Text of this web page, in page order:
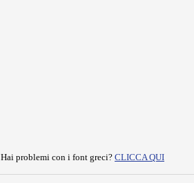
Hai problemi con i font greci? CLICCA QUI